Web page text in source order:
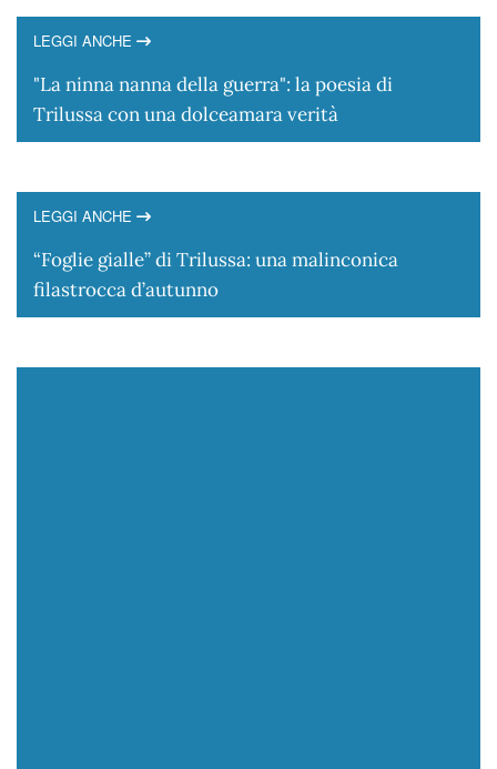
LEGGI ANCHE
"La ninna nanna della guerra": la poesia di
Trilussa con una dolceamara verità
LEGGI ANCHE
“Foglie gialle” di Trilussa: una malinconica
filastrocca d’autunno